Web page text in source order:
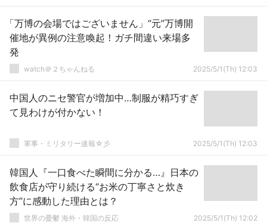
「万博の会場ではございません」“元”万博開
催地が異例の注意喚起！ガチ間違い来場多
発
watch＠２ちゃんねる 2025/5/1(Th) 12:03
中国人のニセ警官が増加中…制服が精巧すぎ
て見わけが付かない！
軍事・ミリタリー速報☆彡 2025/5/1(Th) 12:03
韓国人『一口食べた瞬間に分かる…』日本の
飲食店が守り続ける“お米の丁寧さと炊き
方”に感動した理由とは？
世界の憂鬱 海外・韓国の反応 2025/5/1(Th) 12:02